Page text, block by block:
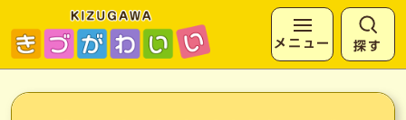
ページの先頭です
メニュー 探す
ここから本文です